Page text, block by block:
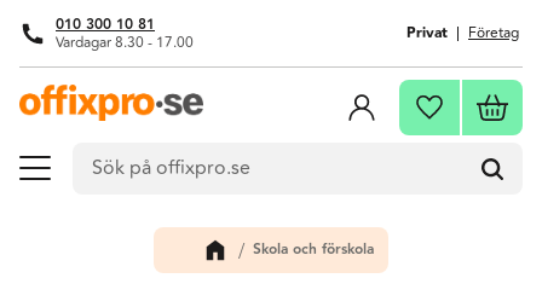
Meny
010 300 10 81
Vardagar 8.30 - 17.00 Privat Företag
Favoriter
Skola och förskola